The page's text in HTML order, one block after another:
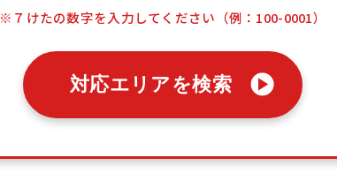
※７けたの数字を入力してください（例：100-0001）
対応エリアを検索